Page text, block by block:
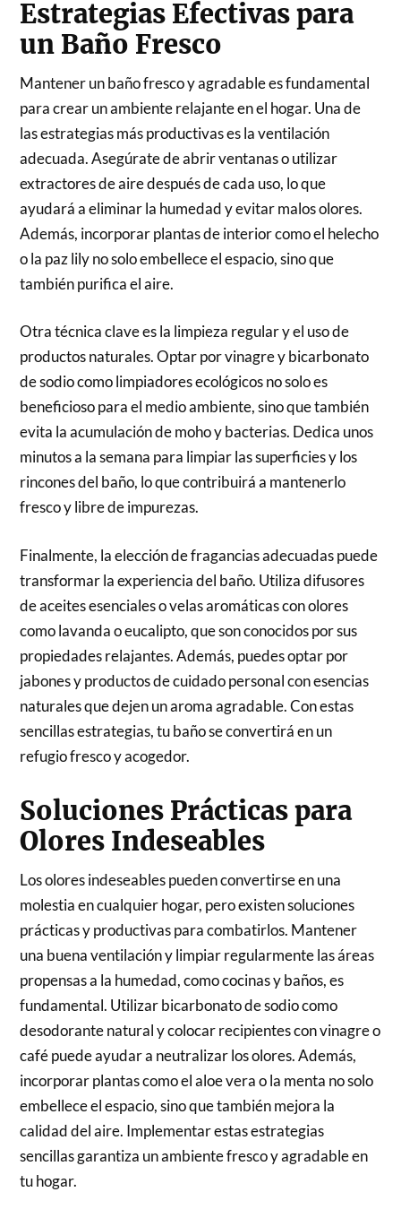
Estrategias Efectivas para
un Baño Fresco
Mantener un baño fresco y agradable es fundamental
para crear un ambiente relajante en el hogar. Una de
las estrategias más productivas es la ventilación
adecuada. Asegúrate de abrir ventanas o utilizar
extractores de aire después de cada uso, lo que
ayudará a eliminar la humedad y evitar malos olores.
Además, incorporar plantas de interior como el helecho
o la paz lily no solo embellece el espacio, sino que
también purifica el aire.
Otra técnica clave es la limpieza regular y el uso de
productos naturales. Optar por vinagre y bicarbonato
de sodio como limpiadores ecológicos no solo es
beneficioso para el medio ambiente, sino que también
evita la acumulación de moho y bacterias. Dedica unos
minutos a la semana para limpiar las superficies y los
rincones del baño, lo que contribuirá a mantenerlo
fresco y libre de impurezas.
Finalmente, la elección de fragancias adecuadas puede
transformar la experiencia del baño. Utiliza difusores
de aceites esenciales o velas aromáticas con olores
como lavanda o eucalipto, que son conocidos por sus
propiedades relajantes. Además, puedes optar por
jabones y productos de cuidado personal con esencias
naturales que dejen un aroma agradable. Con estas
sencillas estrategias, tu baño se convertirá en un
refugio fresco y acogedor.
Soluciones Prácticas para
Olores Indeseables
Los olores indeseables pueden convertirse en una
molestia en cualquier hogar, pero existen soluciones
prácticas y productivas para combatirlos. Mantener
una buena ventilación y limpiar regularmente las áreas
propensas a la humedad, como cocinas y baños, es
fundamental. Utilizar bicarbonato de sodio como
desodorante natural y colocar recipientes con vinagre o
café puede ayudar a neutralizar los olores. Además,
incorporar plantas como el aloe vera o la menta no solo
embellece el espacio, sino que también mejora la
calidad del aire. Implementar estas estrategias
sencillas garantiza un ambiente fresco y agradable en
tu hogar.